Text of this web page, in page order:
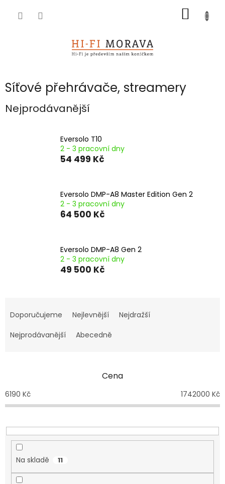
KOŠÍK
Síťové přehrávače, streamery
Nejprodávanější
Eversolo T10
2 - 3 pracovní dny
54 499 Kč
Eversolo DMP-A8 Master Edition Gen 2
2 - 3 pracovní dny
64 500 Kč
Eversolo DMP-A8 Gen 2
2 - 3 pracovní dny
49 500 Kč
a
e
o
d
k
t
Doporučujeme Nejlevnější
Nejdražší
Nejprodávanější
Abecedně
Cena
6190 Kč 1742000 Kč
Na skladě 11